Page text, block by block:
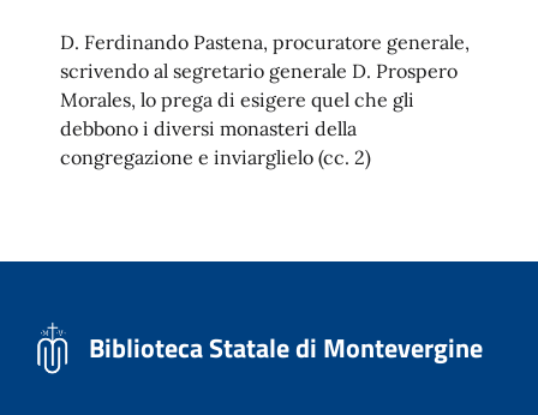
D. Ferdinando Pastena, procuratore generale,
scrivendo al segretario generale D. Prospero
Morales, lo prega di esigere quel che gli
debbono i diversi monasteri della
congregazione e inviarglielo (cc. 2)
Biblioteca Statale di Montevergine